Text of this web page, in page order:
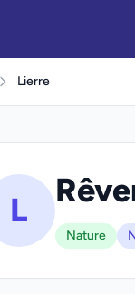
Lierre
L
Nature